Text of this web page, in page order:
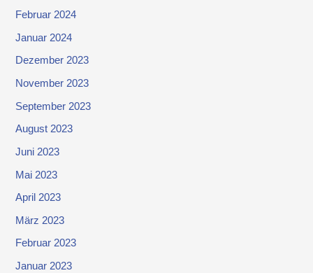
Februar 2024
Januar 2024
Dezember 2023
November 2023
September 2023
August 2023
Juni 2023
Mai 2023
April 2023
März 2023
Februar 2023
Januar 2023